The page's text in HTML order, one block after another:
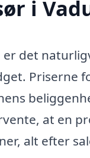
i
det
Priserne
at en
alt efter